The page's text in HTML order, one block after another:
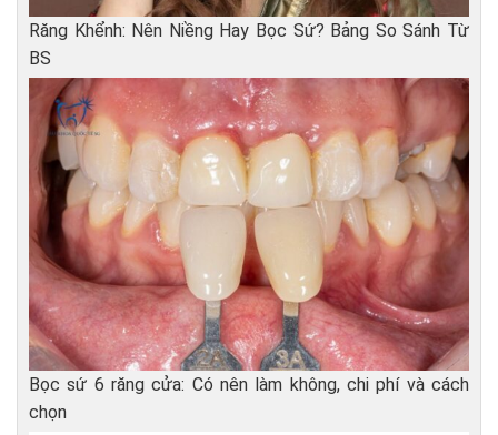
Răng Khểnh: Nên Niềng Hay Bọc Sứ? Bảng So Sánh Từ
BS
Bọc sứ 6 răng cửa: Có nên làm không, chi phí và cách
chọn